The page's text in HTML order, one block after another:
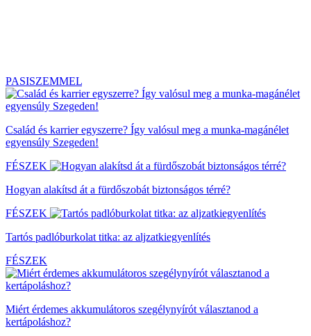
PASISZEMMEL
Család és karrier egyszerre? Így valósul meg a munka-magánélet
egyensúly Szegeden!
FÉSZEK
Hogyan alakítsd át a fürdőszobát biztonságos térré?
FÉSZEK
Tartós padlóburkolat titka: az aljzatkiegyenlítés
FÉSZEK
Miért érdemes akkumulátoros szegélynyírót választanod a
kertápoláshoz?